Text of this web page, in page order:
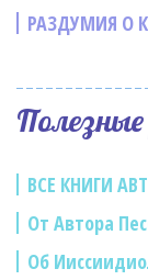
РАЗДУМИЯ О
ВСЕ КНИГИ
От Автора
Об